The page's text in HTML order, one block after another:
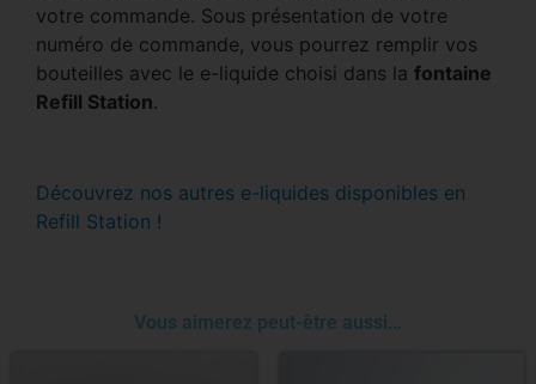
votre commande. Sous présentation de votre
numéro de commande, vous pourrez remplir vos
bouteilles avec le e-liquide choisi dans la fontaine
Refill Station.
Découvrez nos autres e-liquides disponibles en
Refill Station !
Vous aimerez peut-être aussi…